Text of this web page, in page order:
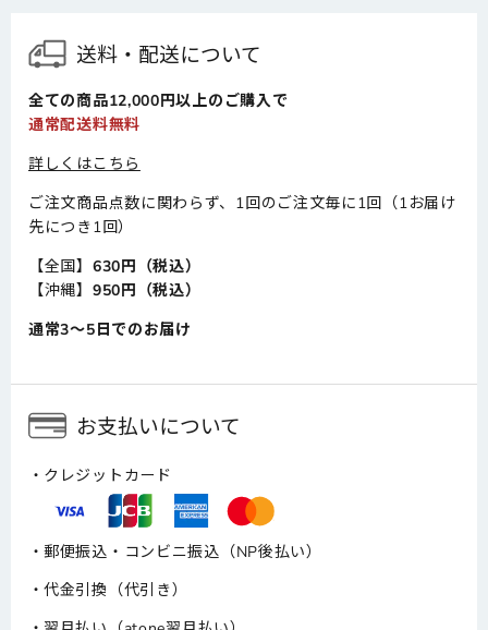
送料・配送について
全ての商品12,000円以上のご購入で
通常配送料無料
詳しくはこちら
ご注文商品点数に関わらず、1回のご注文毎に1回（1お届け
先につき1回）
【全国】 630円（税込）
【沖縄】 950円（税込）
通常3～5日でのお届け
お支払いについて
クレジットカード
郵便振込・コンビニ振込（NP後払い）
代金引換（代引き）